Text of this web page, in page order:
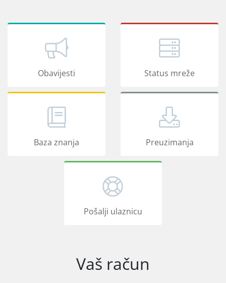
Obavijesti Status mreže
Baza znanja Preuzimanja
Pošalji ulaznicu
Vaš račun